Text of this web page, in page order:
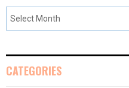
CATEGORIES